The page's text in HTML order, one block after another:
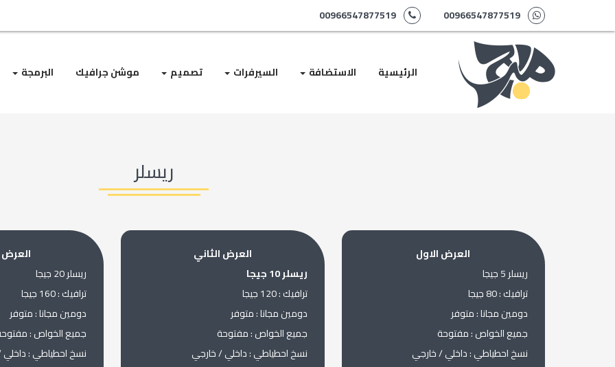
00966547877519
00966547877519
الرئيسية الاستضافة السيرفرات تصميم موشن جرافيك البرمجة
ريسلر
العرض الاول
ريسلر 5 جيجا
ترافيك : 80 جيجا
دومين مجانا : متوفر
جميع الخواص : مفتوحة
نسخ احطياطي : داخلي / خارجي
العرض الثاني
ريسلر 10 جيجا
ترافيك : 120 جيجا
دومين مجانا : متوفر
جميع الخواص : مفتوحة
نسخ احطياطي : داخلي / خارجي
العرض
ريسلر 20 جيجا
ترافيك : 160 جيجا
دومين مجانا : متوفر
جميع الخواص :
نسخ احطياطي :